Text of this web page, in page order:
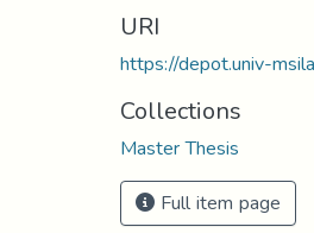
URI
https://depot.univ-
Collections
Master Thesis
Full item page